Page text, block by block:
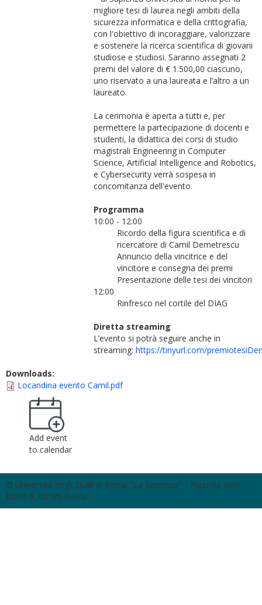
migliore tesi di laurea negli ambiti della
sicurezza informatica e della crittografia,
con l'obiettivo di incoraggiare, valorizzare
e sostenere la ricerca scientifica di giovani
studiose e studiosi. Saranno assegnati 2
premi del valore di € 1.500,00 ciascuno,
uno riservato a una laureata e l’altro a un
laureato.
La cerimonia è aperta a tutti e, per
permettere la partecipazione di docenti e
studenti, la didattica dei corsi di studio
magistrali Engineering in Computer
Science, Artificial Intelligence and Robotics,
e Cybersecurity verrà sospesa in
concomitanza dell'evento.
Programma
10:00 - 12:00
Ricordo della figura scientifica e di
ricercatore di Camil Demetrescu
Annuncio della vincitrice e del
vincitore e consegna dei premi
Presentazione delle tesi dei vincitori
12:00
Rinfresco nel cortile del DIAG
Diretta streaming
L’evento si potrà seguire anche in
streaming: https://tinyurl.com/
Downloads:
Locandina evento Camil.pdf
Add event
to calendar
© Università degli Studi di Roma "La Sapienza" - Piazzale Aldo
Moro 5, 00185 Roma